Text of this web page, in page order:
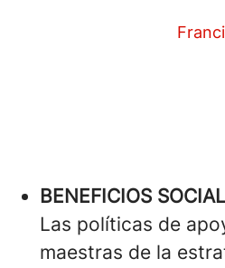
BENEFICIOS
Las políticas de
maestras de la